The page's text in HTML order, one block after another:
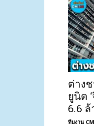
ต่าง
ยูนิต
6.6
ทีมงาน